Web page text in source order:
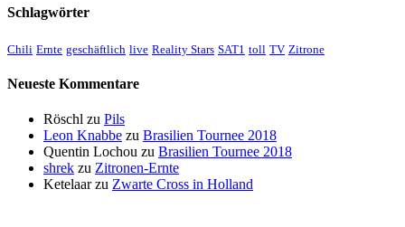
Schlagwörter
Chili Ernte geschäftlich live Reality Stars SAT1 toll TV Zitrone
Neueste Kommentare
Röschl zu Pils
Leon Knabbe zu Brasilien Tournee 2018
Quentin Lochou zu Brasilien Tournee 2018
shrek zu Zitronen-Ernte
Ketelaarzu Zwarte Cross in Holland